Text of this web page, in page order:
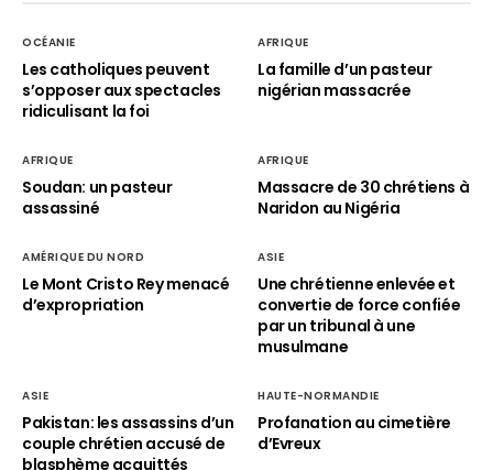
OCÉANIE
Les catholiques peuvent
s’opposer aux spectacles
ridiculisant la foi
AFRIQUE
La famille d’un pasteur
nigérian massacrée
AFRIQUE
Soudan: un pasteur
assassiné
AFRIQUE
Massacre de 30 chrétiens à
Naridon au Nigéria
AMÉRIQUE DU NORD
Le Mont Cristo Rey menacé
d’expropriation
ASIE
Une chrétienne enlevée et
convertie de force confiée
par un tribunal à une
musulmane
ASIE
Pakistan: les assassins d’un
couple chrétien accusé de
blasphème acquittés
HAUTE-NORMANDIE
Profanation au cimetière
d’Evreux